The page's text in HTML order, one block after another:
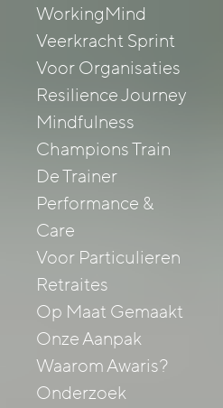
WorkingMind
Veerkracht Sprint
Voor Organisaties
Resilience Journey
Mindfulness
Champions Train
De Trainer
Performance &
Care
Voor Particulieren
Retraites
Op Maat Gemaakt
Onze Aanpak
Waarom Awaris?
Onderzoek